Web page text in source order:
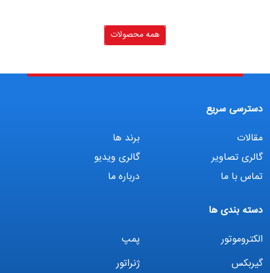
همه محصولات
دسترسی سریع
مقالات
برند ها
گالری تصاویر
گالری ویدیو
تماس با ما
درباره ما
دسته بندی ها
الکتروموتور
پمپ
گیربکس
ژنراتور